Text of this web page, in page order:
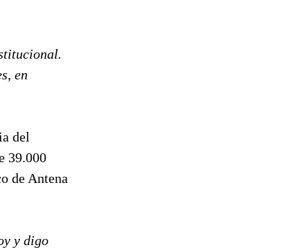
en
del
39.000
de Antena
y digo